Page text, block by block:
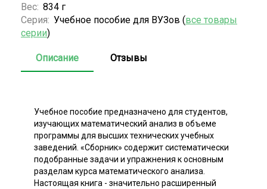
Вес: 834 г
Серия: Учебное пособие для ВУЗов (все товары
серии)
Описание Отзывы
Учебное пособие предназначено для студентов,
изучающих математический анализ в объеме
программы для высших технических учебных
заведений. «Сборник» содержит систематически
подобранные задачи и упражнения к основным
разделам курса математического анализа.
Настоящая книга - значительно расширенный